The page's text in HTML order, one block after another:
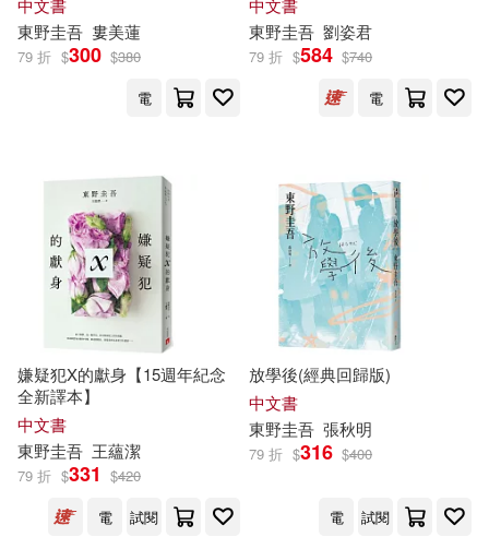
中文書
東野圭吾 婁美蓮
79 折 $300 $380
電
中文書
東野圭吾 劉姿君
79 折 $584 $740
電
嫌疑犯X的獻身【15週年紀念
全新譯本】
中文書
東野圭吾 王蘊潔
79 折 $331 $420
電
試閱
放學後(經典回歸版)
中文書
東野圭吾 張秋明
79 折 $316 $400
電 試閱